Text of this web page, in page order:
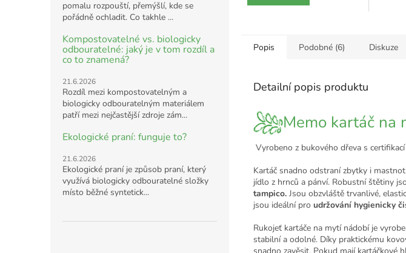
pomalu rozpouští, přemýšlí, kde se
pořádně ochladit. Co takhle ...
Kompostovatelné vs. biologicky
odbouratelné: jaký je v tom rozdíl a
co to znamená?
21.6.2026
Rozdíl mezi kompostovatelným a
biologicky odbouratelným materiálem
patří mezi nejčastější zdroje zám...
Ekologické praní: funguje to?
21.6.2026
Ekologické praní je způsob praní, který
využívá biologicky odbouratelné složky
místo běžné syntetick...
Popis Podobné (6) Diskuze
Detailní popis produktu
Memo kartáč na
Vyrobeno z bukového dřeva s
Kartáč snadno odstraní zbytky i
jídlo z hrnců a pánví. Robustní štětiny
tampico. Jsou obzvláště trvanlivé,
jsou ideální pro udržování hygienicky
Rukojeť kartáče na mytí nádobí je
stabilní a odolné. Díky praktickému